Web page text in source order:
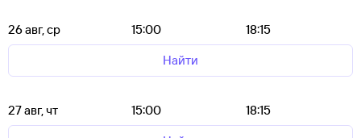
26 авг, ср 15:00
18:15
Найти
27 авг, чт 15:00
18:15